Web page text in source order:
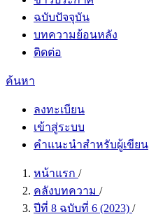
ฉบับปัจจุบัน
บทความย้อนหลัง
ติดต่อ
ค้นหา
ลงทะเบียน
เข้าสู่ระบบ
คำแนะนำสำหรับผู้เขียน
หน้าแรก /
คลังบทความ /
ปีที่ 8 ฉบับที่ 6 (2023) /